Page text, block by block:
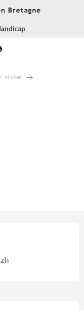
Bretagne
visiter